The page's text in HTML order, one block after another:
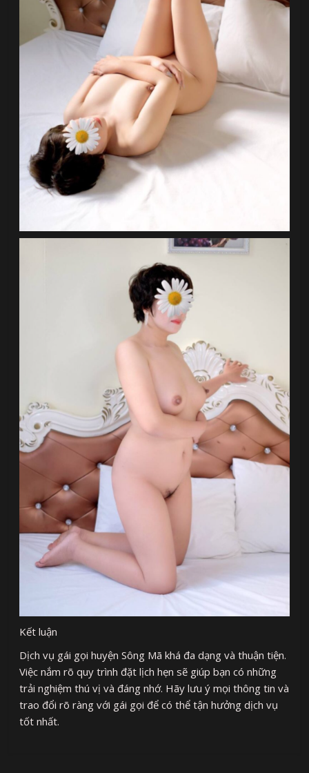
Kết luận
Dịch vụ gái gọi huyện Sông Mã khá đa dạng và thuận tiện.
Việc nắm rõ quy trình đặt lịch hẹn sẽ giúp bạn có những
trải nghiệm thú vị và đáng nhớ. Hãy lưu ý mọi thông tin và
trao đổi rõ ràng với gái gọi để có thể tận hưởng dịch vụ
tốt nhất.